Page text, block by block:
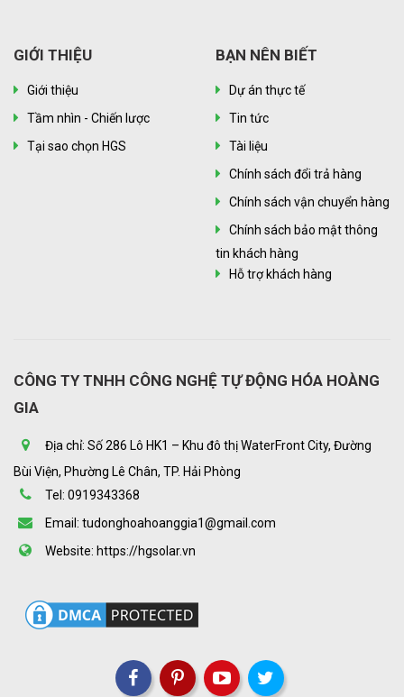
GIỚI THIỆU
Giới thiệu
Tầm nhìn - Chiến lược
Tại sao chọn HGS
BẠN NÊN BIẾT
Dự án thực tế
Tin tức
Tài liệu
Chính sách đổi trả hàng
Chính sách vận chuyển hàng
Chính sách bảo mật thông
tin khách hàng
Hỗ trợ khách hàng
CÔNG TY TNHH CÔNG NGHỆ TỰ ĐỘNG HÓA HOÀNG
GIA
Địa chỉ: Số 286 Lô HK1 – Khu đô thị WaterFront City, Đường
Bùi Viện, Phường Lê Chân, TP. Hải Phòng
Tel: 0919343368
Email: tudonghoahoanggia1@gmail.com
Website: https://hgsolar.vn